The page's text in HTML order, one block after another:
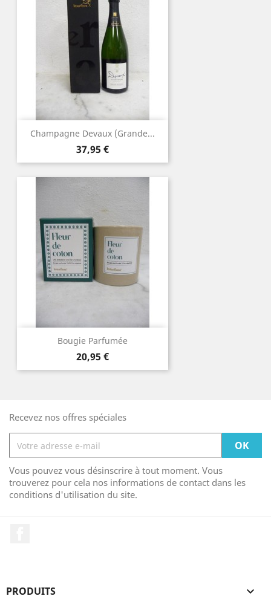
Champagne Devaux (Grande...
Prix
37,95 €
Bougie Parfumée
Prix
20,95 €
Recevez nos offres spéciales
Vous pouvez vous désinscrire à tout moment. Vous
trouverez pour cela nos informations de contact dans les
conditions d'utilisation du site.
PRODUITS 